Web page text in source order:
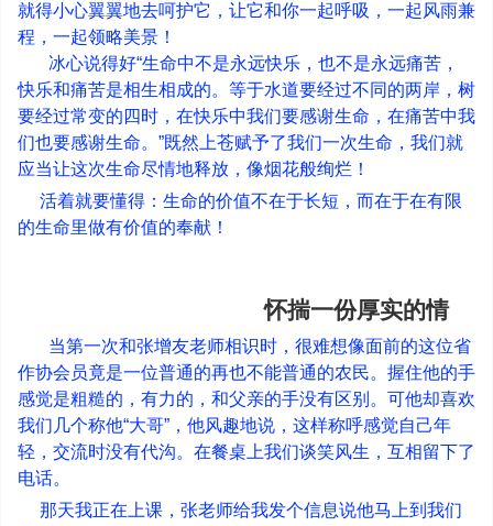
就得小心翼翼地去呵护它，让它和你一起呼吸，一起风雨兼
程，一起领略美景！
冰心说得好“生命中不是永远快乐，也不是永远痛苦，
快乐和痛苦是相生相成的。等于水道要经过不同的两岸，树
要经过常变的四时，在快乐中我们要感谢生命，在痛苦中我
们也要感谢生命。 ”既然上苍赋予了我们一次生命，我们就
应当让这次生命尽情地释放，像烟花般绚烂！
活着就要懂得：生命的价值不在于长短，而在于在有限
的生命里做有价值的奉献！
怀揣一份厚实的情
当第一次和张增友老师相识时，很难想像面前的这位省
作协会员竟是一位普通的再也不能普通的农民。握住他的手
感觉是粗糙的，有力的，和父亲的手没有区别。可他却喜欢
我们几个称他“大哥” ，他风趣地说，这样称呼感觉自己年
轻，交流时没有代沟。在餐桌上我们谈笑风生，互相留下了
电话。
那天我正在上课，张老师给我发个信息说他马上到我们